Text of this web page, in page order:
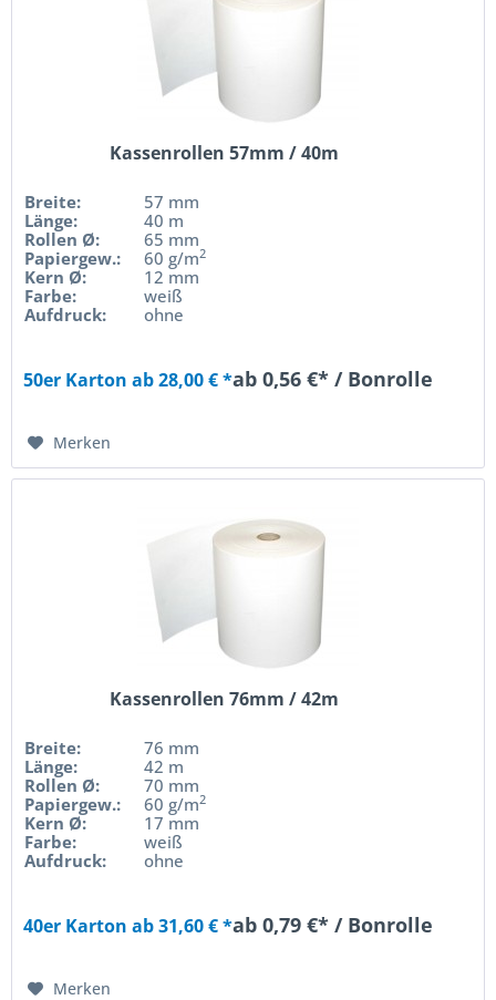
Kassenrollen 57mm / 40m
Breite:
57 mm
Länge:
40 m
Rollen Ø:
65 mm
Papiergew.:
60 g/m2
Kern Ø:
12 mm
Farbe:
weiß
Aufdruck:
ohne
ab 0,56 €* / Bonrolle
50er Karton ab 28,00 € *
Merken
Kassenrollen 76mm / 42m
Breite:
76 mm
Länge:
42 m
Rollen Ø:
70 mm
Papiergew.:
60 g/m2
Kern Ø:
17 mm
Farbe:
weiß
Aufdruck:
ohne
ab 0,79 €* / Bonrolle
40er Karton ab 31,60 € *
Merken